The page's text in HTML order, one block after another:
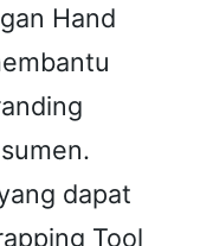
Hand
dapat
Tool